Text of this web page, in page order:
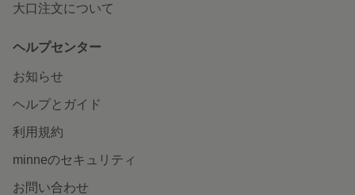
大口注文について
ヘルプセンター
お知らせ
ヘルプとガイド
利用規約
minneのセキュリティ
お問い合わせ